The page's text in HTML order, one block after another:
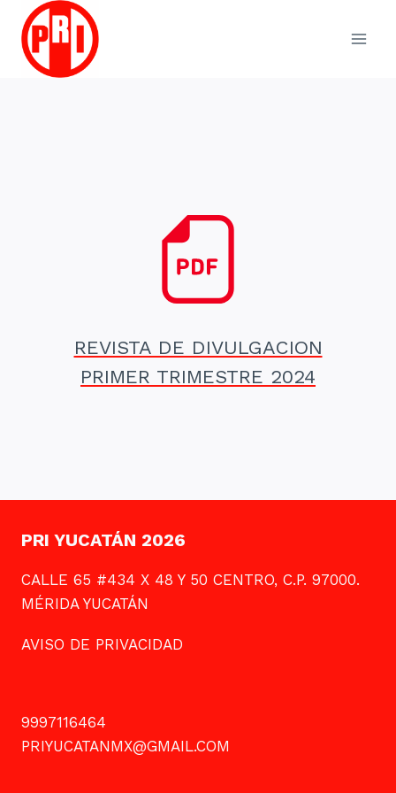
Skip
content
REVISTA DE DIVULGACION
PRIMER TRIMESTRE 2024
PRI YUCATÁN 2026
CALLE 65 #434 X 48 Y 50 CENTRO, C.P. 97000.
MÉRIDA YUCATÁN
AVISO DE PRIVACIDAD
9997116464
PRIYUCATANMX@GMAIL.COM